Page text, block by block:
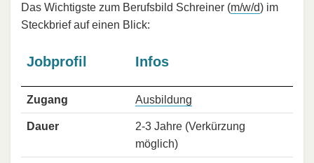
Das Wichtigste zum Berufsbild Schreiner (m/w/d) im
Steckbrief auf einen Blick:
Jobprofil Infos
Zugang Ausbildung
Dauer
2-3 Jahre (Verkürzung
möglich)